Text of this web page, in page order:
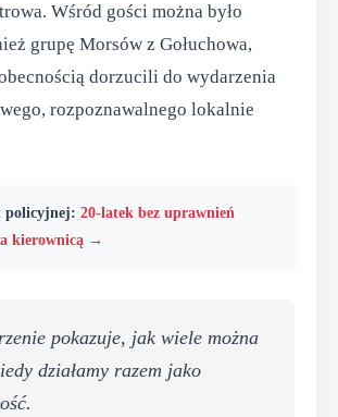
Wśród gości można było
grupę Morsów z Gołuchowa,
dorzucili do wydarzenia
rozpoznawalnego lokalnie
20-latek bez uprawnień
kierownicą →
pokazuje, jak wiele można
działamy razem jako